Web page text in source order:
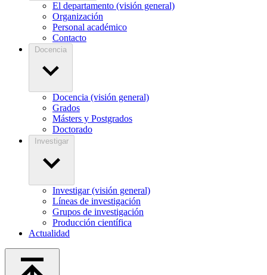
El departamento (visión general)
Organización
Personal académico
Contacto
Docencia
Docencia (visión general)
Grados
Másters y Postgrados
Doctorado
Investigar
Investigar (visión general)
Líneas de investigación
Grupos de investigación
Producción científica
Actualidad